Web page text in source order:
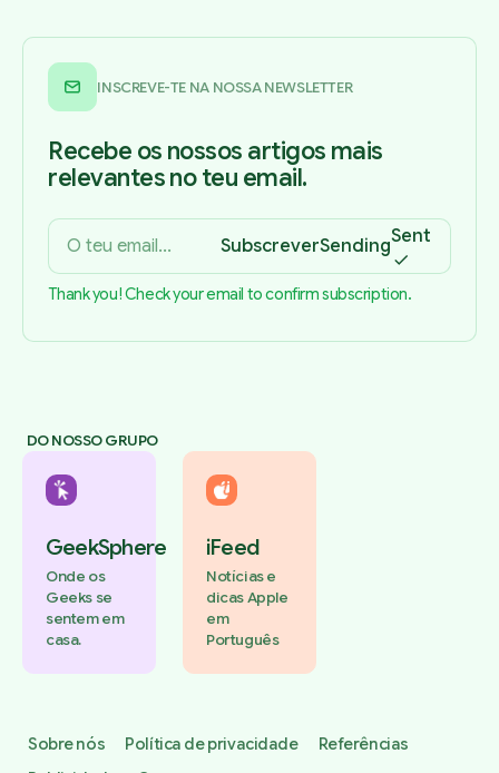
INSCREVE-TE NA NOSSA NEWSLETTER
Recebe os nossos artigos mais
relevantes no teu email.
SubscreverSendingSent
Thank you! Check your email to confirm subscription.
DO NOSSO GRUPO
GeekSphere
Onde os
Geeks se
sentem em
casa.
iFeed
Notícias e
dicas Apple
em
Português
Sobre nós Política de privacidade
Referências